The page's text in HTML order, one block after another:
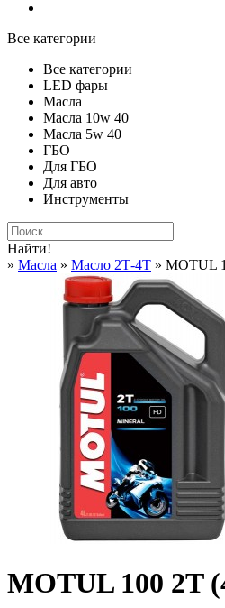
Все категории
Все категории
LED фары
Масла
Масла 10w 40
Масла 5w 40
ГБО
Для ГБО
Для авто
Инструменты
Найти!
» Масла » Масло 2Т-4Т » MOTUL
MOTUL 100 2T